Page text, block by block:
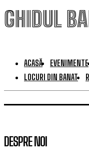
GHIDUL
ACASĂ EVENIMENTE
LOCURI DIN BANAT
DESPRE NOI